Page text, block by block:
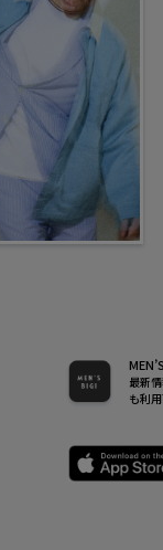
最新
も利